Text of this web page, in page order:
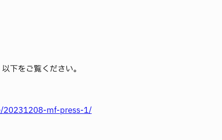
下をご覧ください。
20231208-mf-press-1/